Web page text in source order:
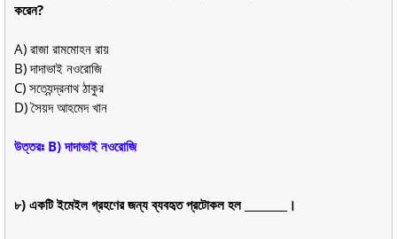
করেন?
A) রাজা রামমোহন রায়
B) দাদাভাই নওরোজি
C) সত্যেন্দ্রনাথ ঠাকুর
D) সৈয়দ আহমেদ খান
উত্তরঃ B) দাদাভাই নওরোজি
৮) একটি ইমেইল গ্রহণের জন্য ব্যবহৃত প্রটোকল হল ________।